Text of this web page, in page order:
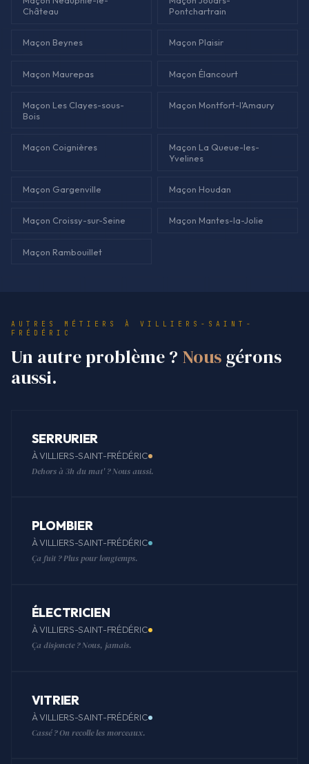
Château
Pontchartrain
Maçon Beynes Maçon Plaisir
Maçon Maurepas Maçon Élancourt
Maçon Les Clayes-sous-
Bois
Maçon Montfort-l'Amaury
Maçon Coignières
Maçon La Queue-les-
Yvelines
Maçon Gargenville Maçon Houdan
Maçon Croissy-sur-Seine Maçon Mantes-la-Jolie
Maçon Rambouillet
AUTRES MÉTIERS À VILLIERS-SAINT-
FRÉDÉRIC
Un autre problème ? Nous gérons
aussi.
SERRURIER
À VILLIERS-SAINT-FRÉDÉRIC
Dehors à 3h du mat' ? Nous aussi.
PLOMBIER
À VILLIERS-SAINT-FRÉDÉRIC
Ça fuit ? Plus pour longtemps.
ÉLECTRICIEN
À VILLIERS-SAINT-FRÉDÉRIC
Ça disjoncte ? Nous, jamais.
VITRIER
À VILLIERS-SAINT-FRÉDÉRIC
Cassé ? On recolle les morceaux.